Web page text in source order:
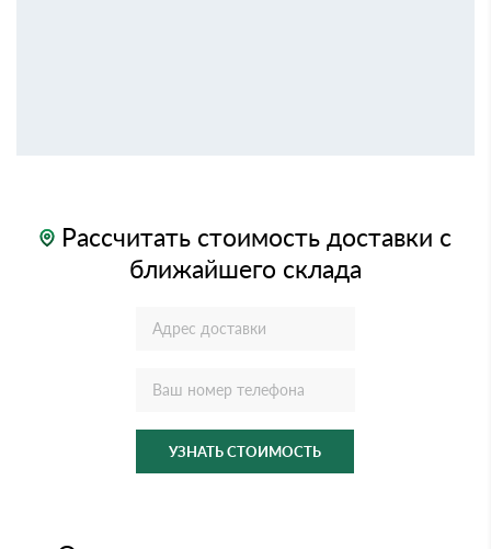
Рассчитать стоимость доставки с
ближайшего склада
УЗНАТЬ СТОИМОСТЬ